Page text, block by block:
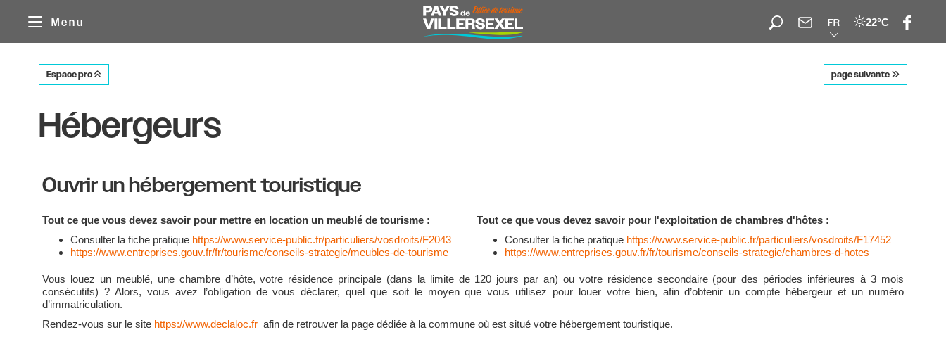
Menu FR 22°C
Espace pro page suivante
Hébergeurs
Ouvrir un hébergement touristique
Tout ce que vous devez savoir pour mettre en location un meublé de tourisme :
Consulter la fiche pratique https://www.service-public.fr/particuliers/vosdroits/F2043
https://www.entreprises.gouv.fr/fr/tourisme/conseils-strategie/meubles-de-tourisme
Tout ce que vous devez savoir pour l'exploitation de chambres d'hôtes :
Consulter la fiche pratique https://www.service-public.fr/particuliers/vosdroits/F17452
https://www.entreprises.gouv.fr/fr/tourisme/conseils-strategie/chambres-d-hotes
Vous louez un meublé, une chambre d’hôte, votre résidence principale (dans la limite de 120 jours par an) ou votre résidence secondaire (pour des périodes inférieures à 3 mois
consécutifs) ? Alors, vous avez l’obligation de vous déclarer, quel que soit le moyen que vous utilisez pour louer votre bien, afin d’obtenir un compte hébergeur et un numéro
d’immatriculation.
Rendez-vous sur le site https://www.declaloc.fr afin de retrouver la page dédiée à la commune où est situé votre hébergement touristique.